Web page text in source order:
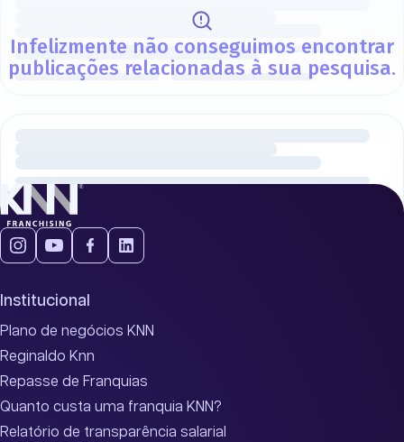
Infelizmente não conseguimos encontrar
publicações relacionadas à sua pesquisa.
Institucional
Plano de negócios KNN
Reginaldo Knn
Repasse de Franquias
Quanto custa uma franquia KNN?
Relatório de transparência salarial